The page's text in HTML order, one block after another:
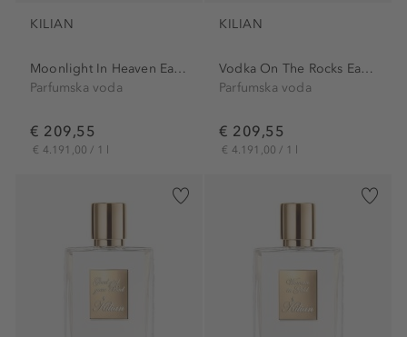
KILIAN
Moonlight In Heaven Eau de...
Parfumska voda
€ 209,55
€ 4.191,00 / 1 l
KILIAN
Vodka On The Rocks Eau de...
Parfumska voda
€ 209,55
€ 4.191,00 / 1 l